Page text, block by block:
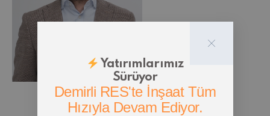
Yatırımlarımız
Sürüyor
Demirli RES'te İnşaat Tüm
Hızıyla Devam Ediyor.